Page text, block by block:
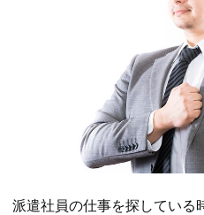
派遣社員の仕事を探している